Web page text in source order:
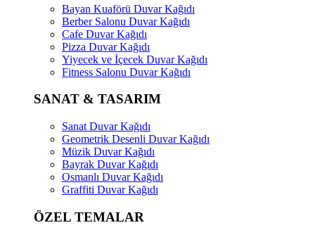
Bayan Kuaförü Duvar Kağıdı
Berber Salonu Duvar Kağıdı
Cafe Duvar Kağıdı
Pizza Duvar Kağıdı
Yiyecek ve İçecek Duvar Kağıdı
Fitness Salonu Duvar Kağıdı
SANAT & TASARIM
Sanat Duvar Kağıdı
Geometrik Desenli Duvar Kağıdı
Müzik Duvar Kağıdı
Bayrak Duvar Kağıdı
Osmanlı Duvar Kağıdı
Graffiti Duvar Kağıdı
ÖZEL TEMALAR